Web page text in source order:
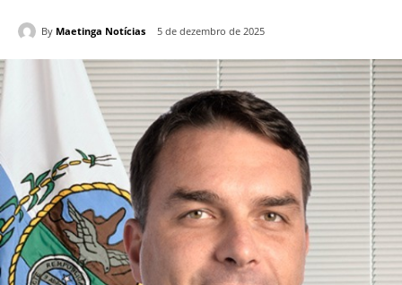
By Maetinga Notícias 5 de dezembro de 2025